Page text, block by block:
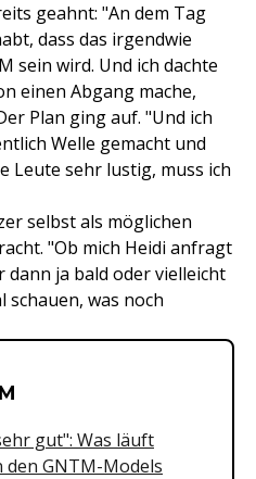
geahnt: "An dem Tag
dass das irgendwie
sein wird. Und ich dachte
einen Abgang mache,
Plan ging auf. "Und ich
Welle gemacht und
Leute sehr lustig, muss ich
selbst als möglichen
"Ob mich Heidi anfragt
dann ja bald oder vielleicht
schauen, was noch
&
gut": Was läuft
den GNTM-Models